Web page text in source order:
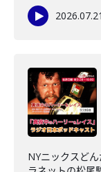
2026.07.21
NYニックスど